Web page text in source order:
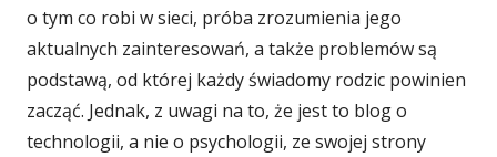
o tym co robi w sieci, próba zrozumienia jego
aktualnych zainteresowań, a także problemów są
podstawą, od której każdy świadomy rodzic powinien
zacząć. Jednak, z uwagi na to, że jest to blog o
technologii, a nie o psychologii, ze swojej strony